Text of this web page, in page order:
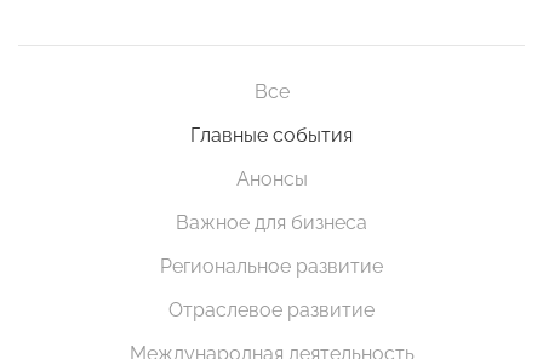
Все
Главные события
Анонсы
Важное для бизнеса
Региональное развитие
Отраслевое развитие
Международная деятельность